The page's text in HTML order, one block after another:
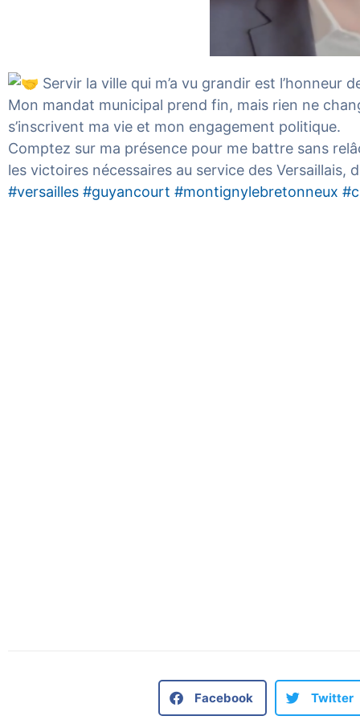
Servir la ville qui m’a vu grandir est l’honneur
Mon mandat municipal prend fin, mais rien ne
s’inscrivent ma vie et mon engagement politique.
Comptez sur ma présence pour me battre sans
les victoires nécessaires au service des
#versailles #guyancourt #montignylebretonneux
Facebook Twitter